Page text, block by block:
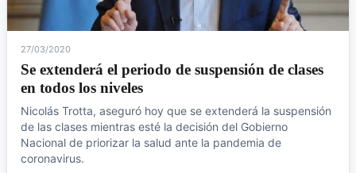
27/03/2020
Se extenderá el periodo de suspensión de clases
en todos los niveles
Nicolás Trotta, aseguró hoy que se extenderá la suspensión
de las clases mientras esté la decisión del Gobierno
Nacional de priorizar la salud ante la pandemia de
coronavirus.